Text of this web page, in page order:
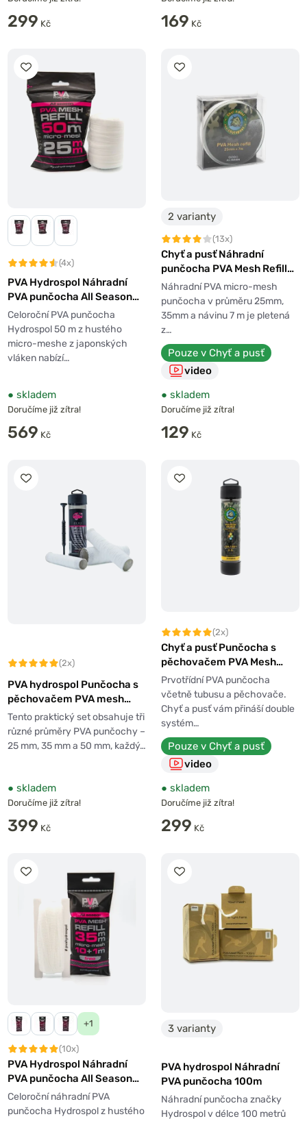
299 Kč 169 Kč
(4x)
PVA Hydrospol Náhradní
PVA punčocha All Season
50m
Celoroční PVA punčocha
Hydrospol 50 m z hustého
micro-meshe z japonských
vláken nabízí…
● skladem
Doručíme již zítra!
569 Kč
2 varianty
(13x)
Chyť a pusť Náhradní
punčocha PVA Mesh Refill
7m
Náhradní PVA micro-mesh
punčocha v průměru 25mm,
35mm a návinu 7 m je pletená
z…
Pouze v Chyť a pusť
video
● skladem
Doručíme již zítra!
129 Kč
(2x)
PVA hydrospol Punčocha s
pěchovačem PVA mesh
system triple 3in1
Tento praktický set obsahuje tři
různé průměry PVA punčochy –
25 mm, 35 mm a 50 mm, každý…
● skladem
Doručíme již zítra!
399 Kč
(2x)
Chyť a pusť Punčocha s
pěchovačem PVA Mesh
System 2in1 7m
Prvotřídní PVA punčocha
včetně tubusu a pěchovače.
Chyť a pusť vám přináší double
systém…
Pouze v Chyť a pusť
video
● skladem
Doručíme již zítra!
299 Kč
+1
(10x)
PVA Hydrospol Náhradní
PVA punčocha All Season
10+1m
Celoroční náhradní PVA
punčocha Hydrospol z hustého
3 varianty
PVA hydrospol Náhradní
PVA punčocha 100m
Náhradní punčocha značky
Hydrospol v délce 100 metrů